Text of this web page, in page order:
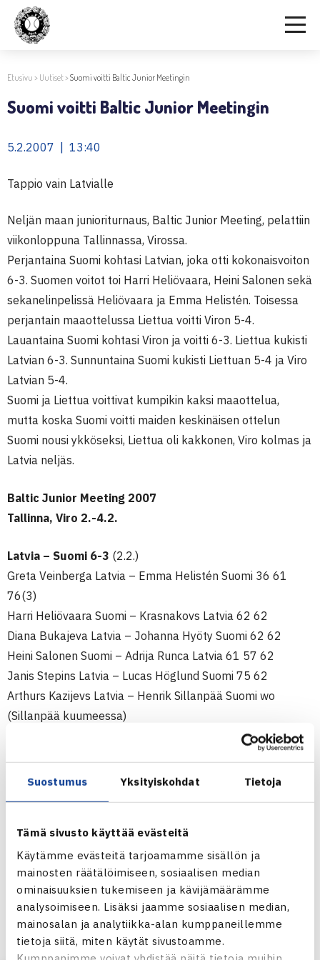
Suostumus Yksityiskohdat Tietoja
Tämä sivusto käyttää evästeitä
Käytämme evästeitä tarjoamamme sisällön ja
mainosten räätälöimiseen, sosiaalisen median
ominaisuuksien tukemiseen ja kävijämäärämme
analysoimiseen. Lisäksi jaamme sosiaalisen median,
mainosalan ja analytiikka-alan kumppaneillemme
tietoja siitä, miten käytät sivustoamme.
Etusivu > Uutiset>Suomi voitti Baltic Junior Meetingin
Suomi voitti Baltic Junior Meetingin
5.2.2007 | 13:40
Tappio vain Latvialle
Neljän maan junioriturnaus, Baltic Junior Meeting, pelattiin
viikonloppuna Tallinnassa, Virossa.
Perjantaina Suomi kohtasi Latvian, joka otti kokonaisvoiton
6-3. Suomen voitot toi Harri Heliövaara, Heini Salonen sekä
sekanelinpelissä Heliövaara ja Emma Helistén. Toisessa
perjantain maaottelussa Liettua voitti Viron 5-4.
Lauantaina Suomi kohtasi Viron ja voitti 6-3. Liettua kukisti
Latvian 6-3. Sunnuntaina Suomi kukisti Liettuan 5-4 ja Viro
Latvian 5-4.
Suomi ja Liettua voittivat kumpikin kaksi maaottelua,
mutta koska Suomi voitti maiden keskinäisen ottelun
Suomi nousi ykköseksi, Liettua oli kakkonen, Viro kolmas ja
Latvia neljäs.
Baltic Junior Meeting 2007
Tallinna, Viro 2.-4.2.
Latvia – Suomi 6-3 (2.2.)
Greta Veinberga Latvia – Emma Helistén Suomi 36 61
76(3)
Harri Heliövaara Suomi – Krasnakovs Latvia 62 62
Diana Bukajeva Latvia – Johanna Hyöty Suomi 62 62
Heini Salonen Suomi – Adrija Runca Latvia 61 57 62
Janis Stepins Latvia – Lucas Höglund Suomi 75 62
Arthurs Kazijevs Latvia – Henrik Sillanpää Suomi wo
(Sillanpää kuumeessa)
Helistén/Heliövaara Suomi – Bukajeva/Kazijevs Latvia 63
Suomi – Viro 6-3(3.2.)
Lucas Höglund Suomi – Taavi Annus Viro 46 62 60
Harri Heliövaara Suomi – Markus Pops Viro 62 57 63
Emma Helistén Suomi – Carolyn Saan Viro 76(7) 62
Heini Salonen Suomi – Kadi Ilves Viro 62 62
Jakov Tsirkin Viro – Henrik Sillanpää Suomi wo
(kuumeessa)